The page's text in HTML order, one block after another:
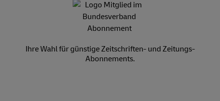
Ihre Wahl für günstige Zeitschriften- und Zeitungs-
Abonnements.